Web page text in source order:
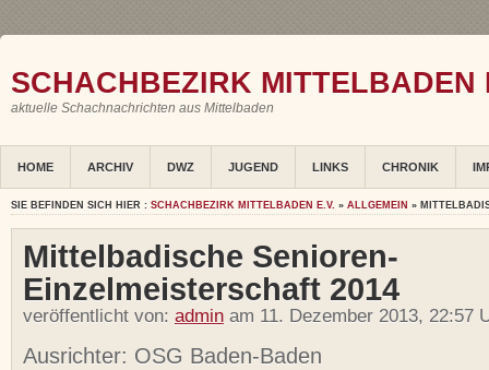
SCHACHBEZIRK MITTELBADEN
aktuelle Schachnachrichten aus Mittelbaden
HOME ARCHIV DWZ JUGEND LINKS CHRONIK
SIE BEFINDEN SICH HIER : SCHACHBEZIRK MITTELBADEN E.V. » ALLGEMEIN »
Mittelbadische Senioren-
Einzelmeisterschaft 2014
veröffentlicht von: admin am 11. Dezember 2013, 22:57
Ausrichter: OSG Baden-Baden